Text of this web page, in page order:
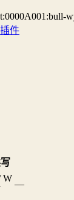
件
W
—